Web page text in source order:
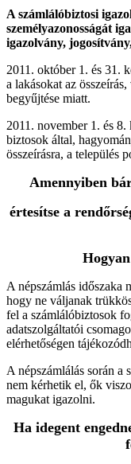
A számlálóbiztosi
személyazonosságát
igazolvány,
2011. október 1. és 31.
a lakásokat az
begyűjtése miatt.
2011. november 1. és
biztosok által,
összeírásra, a település
Amennyiben
értesítse a
A népszámlás időszaka
hogy ne váljanak
fel a számlálóbiztosok
adatszolgáltatói
elérhetőségen
A népszámlálás során a
nem kérhetik el, ők
magukat igazolni.
Ha idegent